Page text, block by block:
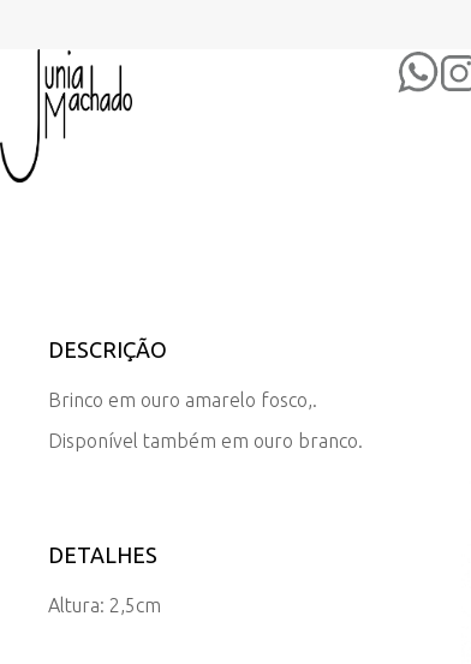
DESCRIÇÃO
Brinco em ouro amarelo fosco,.
Disponível também em ouro branco.
DETALHES
Altura: 2,5cm